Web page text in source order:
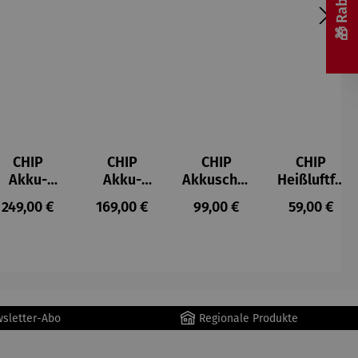
CHIP
Akku-
Staubsau
ger
Regulärer Preis:
249,00 €
CHIP
Akku-
Staubsau
ger DS02
Regulärer Preis:
169,00 €
CHIP
Akkuschra
uber
Regulärer Preis:
99,00 €
CHIP
Heißluftfri
tteuse
Regulärer
59,00 €
Abo Regionale Produkte